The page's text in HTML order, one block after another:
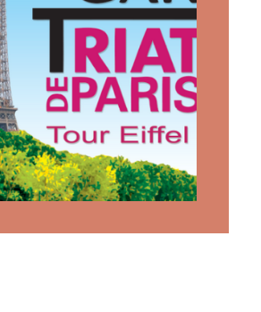
CONFÉRENCES
podcast kinoa
ARTICLES
YOGA
faire le quiz
Recherche